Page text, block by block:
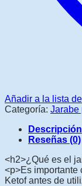
Añadir a la lista
Categoría: Jarabe
Descripción
Reseñas (0)
<h2>¿Qué es el
<p>Es importante
Ketof antes de